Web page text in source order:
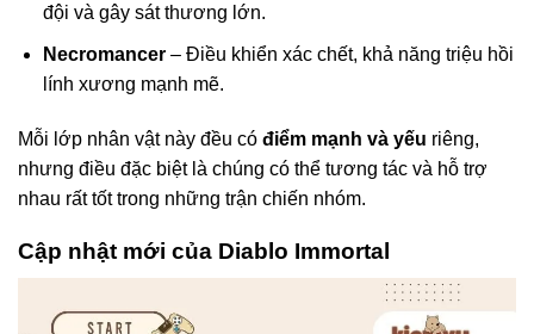
đội và gây sát thương lớn.
Necromancer– Điều khiển xác chết, khả năng triệu hồi
lính xương mạnh mẽ.
Mỗi lớp nhân vật này đều có điểm mạnh và yếu riêng,
nhưng điều đặc biệt là chúng có thể tương tác và hỗ trợ
nhau rất tốt trong những trận chiến nhóm.
Cập nhật mới của Diablo Immortal